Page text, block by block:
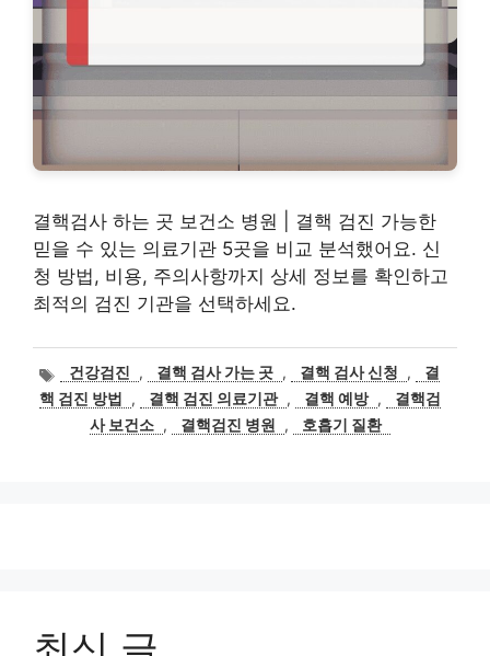
결핵검사 하는 곳 보건소 병원 | 결핵 검진 가능한
믿을 수 있는 의료기관 5곳을 비교 분석했어요. 신
청 방법, 비용, 주의사항까지 상세 정보를 확인하고
최적의 검진 기관을 선택하세요.
태
그
건강검진 , 결핵 검사 가는 곳 , 결핵 검사 신청 ,
결
핵 검진 방법
, 결핵 검진 의료기관 , 결핵 예방 ,
결핵검
사 보건소 , 결핵검진 병원 , 호흡기 질환